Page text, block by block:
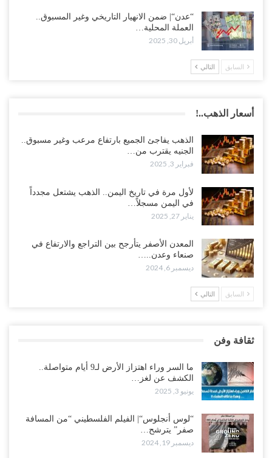
“عدن“| ضمن الانهيار التاريخي وغير المسبوق..
العملة المحلية…
أبريل 30, 2025
السابق التالي
أسعار الذهب..!
الذهب يفاجئ الجميع بارتفاع مرعب وغير مسبوق..
الجنيه يقترب من…
فبراير 3, 2025
لأول مرة في تاريخ اليمن.. الذهب يشتعل مجدداً
في اليمن مسجلاً…
يناير 27, 2025
المعدن الأصفر يتأرجح بين التراجع والارتفاع في
صنعاء وعدن..…
ديسمبر 6, 2024
السابق التالي
ثقافة وفن
ما السر وراء اهتزاز الأرض لـ9 أيام متواصلة..
الكشف عن لغز…
يونيو 3, 2025
“لوس أنجلوس“| الفيلم الفلسطيني “من المسافة
صفر” يترشح…
ديسمبر 19, 2024